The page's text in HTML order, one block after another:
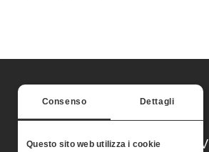
Consenso Dettagli
Questo sito web utilizza i cookieMONTERA STV